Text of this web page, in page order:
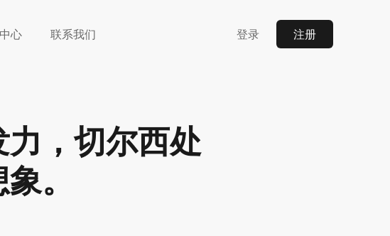
心 联系我们 登录 注册
力，切尔西处
。